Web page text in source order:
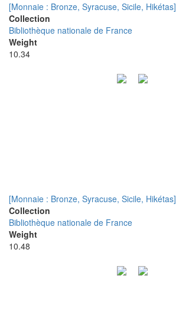
[Monnaie : Bronze, Syracuse, Sicile, Hikétas]
Collection
Bibliothèque nationale de France
Weight
10.34
[Monnaie : Bronze, Syracuse, Sicile, Hikétas]
Collection
Bibliothèque nationale de France
Weight
10.48